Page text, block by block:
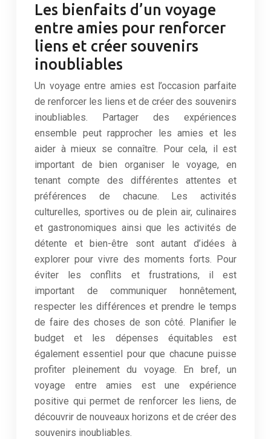
Les bienfaits d’un voyage
entre amies pour renforcer
liens et créer souvenirs
inoubliables
Un voyage entre amies est l’occasion parfaite
de renforcer les liens et de créer des souvenirs
inoubliables. Partager des expériences
ensemble peut rapprocher les amies et les
aider à mieux se connaître. Pour cela, il est
important de bien organiser le voyage, en
tenant compte des différentes attentes et
préférences de chacune. Les activités
culturelles, sportives ou de plein air, culinaires
et gastronomiques ainsi que les activités de
détente et bien-être sont autant d’idées à
explorer pour vivre des moments forts. Pour
éviter les conflits et frustrations, il est
important de communiquer honnêtement,
respecter les différences et prendre le temps
de faire des choses de son côté. Planifier le
budget et les dépenses équitables est
également essentiel pour que chacune puisse
profiter pleinement du voyage. En bref, un
voyage entre amies est une expérience
positive qui permet de renforcer les liens, de
découvrir de nouveaux horizons et de créer des
souvenirs inoubliables.